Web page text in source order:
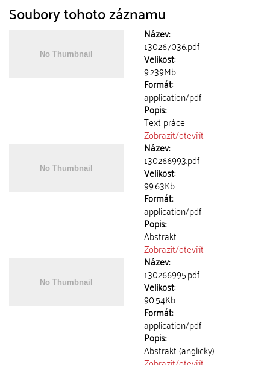
Soubory tohoto záznamu
Název:
130267036.pdf
Velikost:
9.239Mb
Formát:
application/pdf
Popis:
Text práce
Zobrazit/otevřít
Název:
130266993.pdf
Velikost:
99.63Kb
Formát:
application/pdf
Popis:
Abstrakt
Zobrazit/otevřít
Název:
130266995.pdf
Velikost:
90.54Kb
Formát:
application/pdf
Popis:
Abstrakt (anglicky)